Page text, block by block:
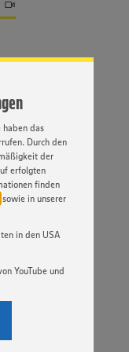
unsere
und kann
Sie, dass auf
haben das
Durch den
der
erfolgten
finden
sowie in unserer
in den USA
YouTube und
zu ändern,
ggf.
Anbieter der